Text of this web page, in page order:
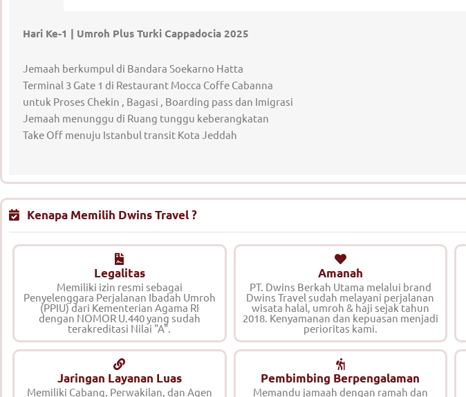
Hari Ke-1 | Umroh Plus Turki Cappadocia 2025
Jemaah berkumpul di Bandara Soekarno Hatta
Terminal 3 Gate 1 di Restaurant Mocca Coffe Cabanna
untuk Proses Chekin , Bagasi , Boarding pass dan Imigrasi
Jemaah menunggu di Ruang tunggu keberangkatan
Take Off menuju Istanbul transit Kota Jeddah
Kenapa Memilih Dwins Travel ?
Legalitas
Memiliki izin resmi sebagai
Penyelenggara Perjalanan Ibadah Umroh
(PPIU) dari Kementerian Agama RI
dengan NOMOR U.440 yang sudah
terakreditasi Nilai "A".
Amanah
PT. Dwins Berkah Utama melalui brand
Dwins Travel sudah melayani perjalanan
wisata halal, umroh & haji sejak tahun
2018. Kenyamanan dan kepuasan menjadi
perioritas kami.
Jaringan Layanan Luas
Memiliki Cabang, Perwakilan, dan Agen
Pembimbing Berpengalaman
Memandu jamaah dengan ramah dan